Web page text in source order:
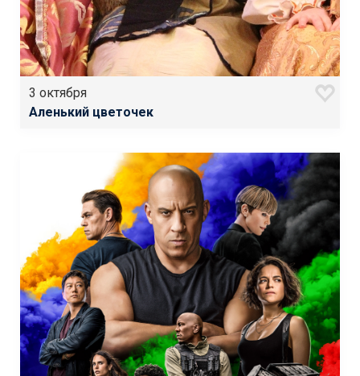
3 октября
Аленький цветочек